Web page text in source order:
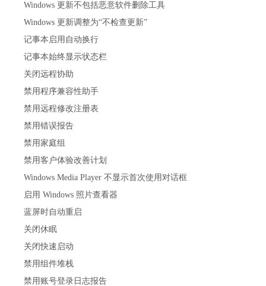
Windows 更新不包括恶意软件删除工具
Windows 更新调整为“不检查更新”
记事本启用自动换行
记事本始终显示状态栏
关闭远程协助
禁用程序兼容性助手
禁用远程修改注册表
禁用错误报告
禁用家庭组
禁用客户体验改善计划
Windows Media Player 不显示首次使用对话框
启用 Windows 照片查看器
蓝屏时自动重启
关闭休眠
关闭快速启动
禁用组件堆栈
禁用账号登录日志报告